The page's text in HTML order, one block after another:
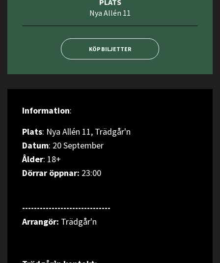
PLATS
Nya Allén 11
KÖP BILJETTER
Information:
Plats: Nya Allén 11, Trädgår'n
Datum: 20 September
Ålder: 18+
Dörrar öppnar: 23:00
------------------------------
Arrangör: Trädgår'n